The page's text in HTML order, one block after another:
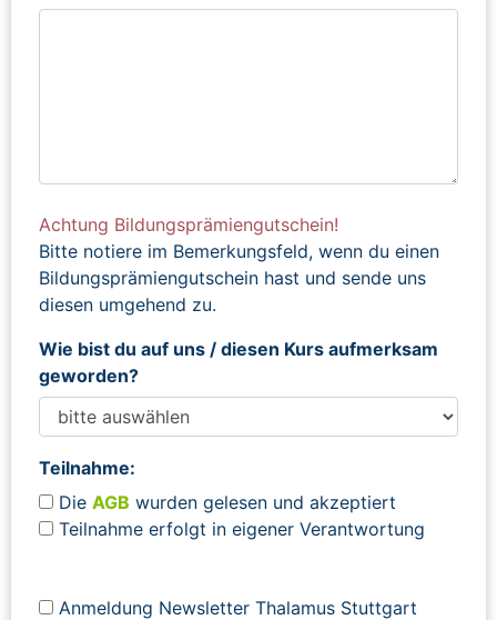
Achtung Bildungsprämiengutschein!
Bitte notiere im Bemerkungsfeld, wenn du einen
Bildungsprämiengutschein hast und sende uns
diesen umgehend zu.
Wie bist du auf uns / diesen Kurs aufmerksam
geworden?
Teilnahme:
Die AGB wurden gelesen und akzeptiert
Teilnahme erfolgt in eigener Verantwortung
Anmeldung Newsletter Thalamus Stuttgart